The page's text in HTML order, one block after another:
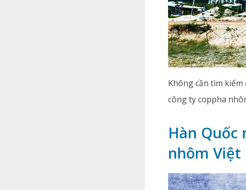
Không cần tìm kiếm
công ty coppha
Hàn
nhôm Việt